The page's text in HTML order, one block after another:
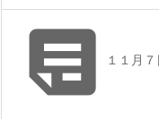
 １１月